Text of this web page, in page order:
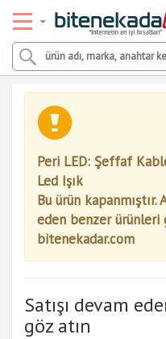
Peri LED: Şeffaf
Led Işık
Bu ürün kapanmıştır.
eden benzer ürünleri
bitenekadar.com
Satışı devam
göz atın